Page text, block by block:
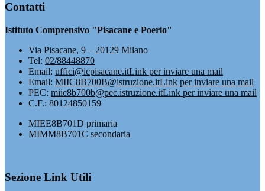
Contatti
Istituto Comprensivo "Pisacane e Poerio"
Via Pisacane, 9 – 20129 Milano
Tel: 02/88448870
Email: uffici@icpisacane.itLink per inviare una mail
Email: MIIC8B700B@istruzione.itLink per inviare una mail
PEC: miic8b700b@pec.istruzione.itLink per inviare una mail
C.F.: 80124850159
MIEE8B701D primaria
MIMM8B701C secondaria
Sezione Link Utili